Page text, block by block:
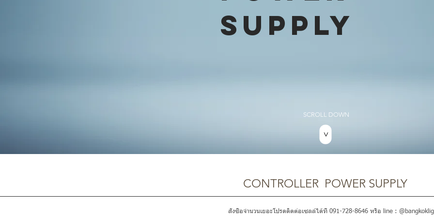
SCROLL DOWN
>
SUPPLY
CONTROLLER POWER SUPPLY
สั่งซื้อจำนวนเยอะโปรดติดต่อเซลล์ได้ที่ 091-728-8646 หรือ line :